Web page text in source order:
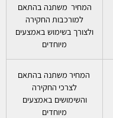
המחיר משתנה בהתאם
למורכבות החקירה
ולצורך בשימוש באמצעים
מיוחדים
המחיר משתנה בהתאם
לצרכי החקירה
והשימושים באמצעים
מיוחדים